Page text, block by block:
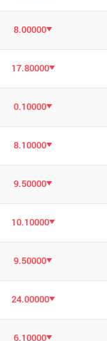
8.00000
17.80000
0.10000
8.10000
9.50000
10.10000
9.50000
24.00000
6.10000